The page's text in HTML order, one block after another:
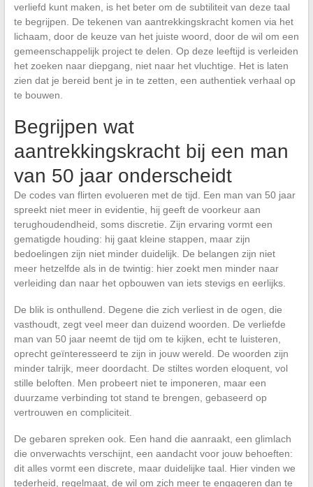
verliefd kunt maken, is het beter om de subtiliteit van deze taal
te begrijpen. De tekenen van aantrekkingskracht komen via het
lichaam, door de keuze van het juiste woord, door de wil om een
gemeenschappelijk project te delen. Op deze leeftijd is verleiden
het zoeken naar diepgang, niet naar het vluchtige. Het is laten
zien dat je bereid bent je in te zetten, een authentiek verhaal op
te bouwen.
Begrijpen wat
aantrekkingskracht bij een man
van 50 jaar onderscheidt
De codes van flirten evolueren met de tijd. Een man van 50 jaar
spreekt niet meer in evidentie, hij geeft de voorkeur aan
terughoudendheid, soms discretie. Zijn ervaring vormt een
gematigde houding: hij gaat kleine stappen, maar zijn
bedoelingen zijn niet minder duidelijk. De belangen zijn niet
meer hetzelfde als in de twintig: hier zoekt men minder naar
verleiding dan naar het opbouwen van iets stevigs en eerlijks.
De blik is onthullend. Degene die zich verliest in de ogen, die
vasthoudt, zegt veel meer dan duizend woorden. De verliefde
man van 50 jaar neemt de tijd om te kijken, echt te luisteren,
oprecht geïnteresseerd te zijn in jouw wereld. De woorden zijn
minder talrijk, meer doordacht. De stiltes worden eloquent, vol
stille beloften. Men probeert niet te imponeren, maar een
duurzame verbinding tot stand te brengen, gebaseerd op
vertrouwen en compliciteit.
De gebaren spreken ook. Een hand die aanraakt, een glimlach
die onverwachts verschijnt, een aandacht voor jouw behoeften:
dit alles vormt een discrete, maar duidelijke taal. Hier vinden we
tederheid, regelmaat, de wil om zich meer te engageren dan te